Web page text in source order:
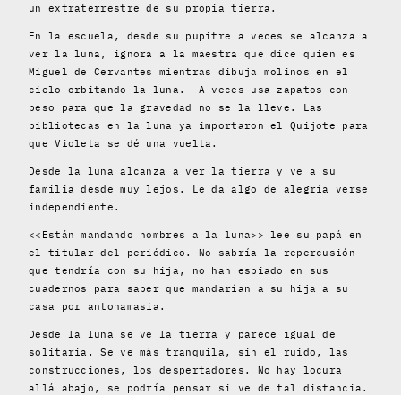
un extraterrestre de su propia tierra.
En la escuela, desde su pupitre a veces se alcanza a
ver la luna, ignora a la maestra que dice quien es
Miguel de Cervantes mientras dibuja molinos en el
cielo orbitando la luna.
A veces usa zapatos con
peso para que la gravedad no se la lleve. Las
bibliotecas en la luna ya importaron el Quijote para
que Violeta se dé una vuelta.
Desde la luna alcanza a ver la tierra y ve a su
familia desde muy lejos. Le da algo de alegría verse
independiente.
<<Están mandando hombres a la luna>> lee su papá en
el titular del periódico. No sabría la repercusión
que tendría con su hija, no han espiado en sus
cuadernos para saber que mandarían a su hija a su
casa por antonamasia.
Desde la luna se ve la tierra y parece igual de
solitaria. Se ve más tranquila, sin el ruido, las
construcciones, los despertadores. No hay locura
allá abajo, se podría pensar si ve de tal distancia.